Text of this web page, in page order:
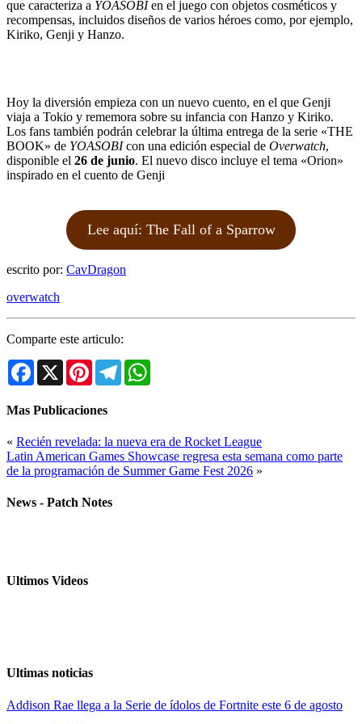
que caracteriza a YOASOBIen el juego con objetos cosméticos y
recompensas, incluidos diseños de varios héroes como, por ejemplo,
Kiriko, Genji y Hanzo.
Hoy la diversión empieza con un nuevo cuento, en el que Genji
viaja a Tokio y rememora sobre su infancia con Hanzo y Kiriko.
Los fans también podrán celebrar la última entrega de la serie «THE
BOOK» de YOASOBIcon una edición especial de Overwatch,
disponible el 26 de junio. El nuevo disco incluye el tema «Orion»
inspirado en el cuento de Genji
Lee aquí: The Fall of a Sparrow
escrito por: CavDragon
overwatch
Comparte este articulo:
Facebook
X PinterestTelegram
Mas Publicaciones
« Recién revelada: la nueva era de Rocket League
Latin American Games Showcase regresa esta semana como parte
de la programación de Summer Game Fest 2026 »
News - Patch Notes
Ultimos Videos
Ultimas noticias
Addison Rae llega a la Serie de ídolos de Fortnite este 6 de agosto